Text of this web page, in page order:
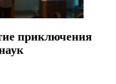
приключения